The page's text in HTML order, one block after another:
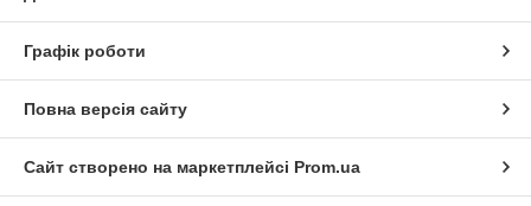
Графік роботи
Повна версія сайту
Сайт створено на маркетплейсі Prom.ua